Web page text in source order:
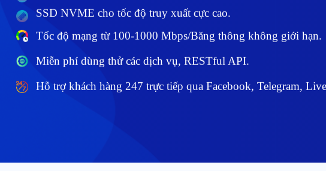
SSD NVME cho tốc độ truy xuất cực cao.
Tốc độ mạng từ 100-1000 Mbps/Băng thông không giới hạn.
Miễn phí dùng thử các dịch vụ, RESTful API.
Hỗ trợ khách hàng 247 trực tiếp qua Facebook, Telegram,